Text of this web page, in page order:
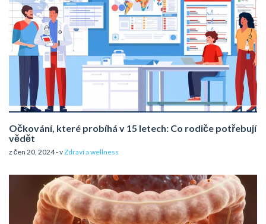
Očkování, které probíhá v 15 letech: Co rodiče potřebují
vědět
z čen 20, 2024 - vZdraví a wellness